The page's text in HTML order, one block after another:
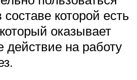
которой есть
оказывает
на работу